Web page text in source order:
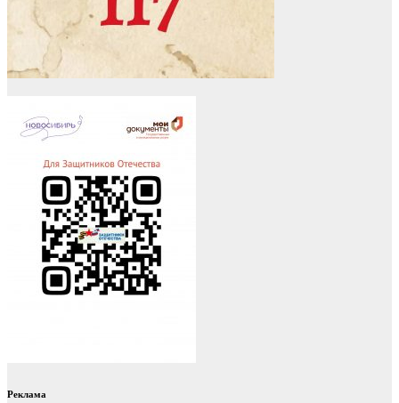
Реклама